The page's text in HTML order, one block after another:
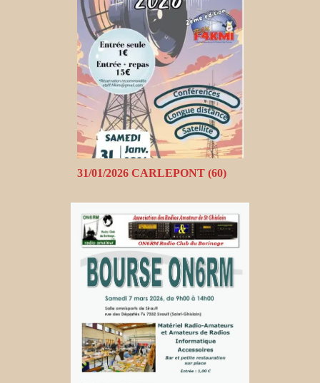
31/01/2026 CARLEPONT (60)